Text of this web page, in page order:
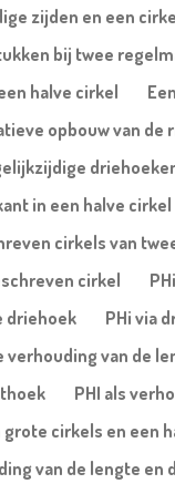
zijden en een
bij twee
halve cirkel
opbouw van de
in een halve cirkel
cirkels van
cirkel
driehoek
PHi via
van de
PHI als
grote cirkels en een
van de lengte